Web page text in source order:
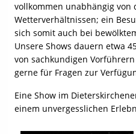
vollkommen unabhängig von
Wetterverhältnissen; ein
sich somit auch bei
Unsere Shows dauern etwa
von sachkundigen
gerne für Fragen zur
Eine Show im
einem unvergesslichen